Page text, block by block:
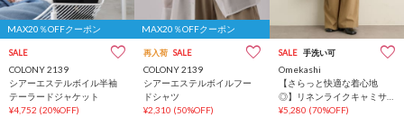
MAX20％OFFクーポン
SALE
COLONY 2139
シアーエステルボイル半袖
テーラードジャケット
¥4,752 (20%OFF)
MAX20％OFFクーポン
再入荷 SALE
COLONY 2139
シアーエステルボイルフー
ドシャツ
¥2,310 (50%OFF)
SALE 手洗い可
Omekashi
【さらっと快適な着心地
◎】リネンライクキャミサ
ロペット
¥5,280 (70%OFF)